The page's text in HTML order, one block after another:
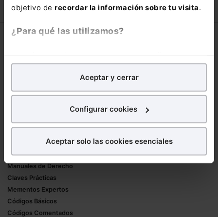
objetivo de recordar la información sobre tu visita.
¿Para qué las utilizamos?
analíticospara tratar demejorar tu experienciaen
nuestra página web. También con fines publicitarios,
para poder mostrarte publicidad y contenidos de tu
¿Qué puedes hacer?
experiencia en la web sea óptima
Puedes
También puedes
seleccionar solo aquellas que quieras permitir en tu
Aceptar y cerrar
Configurar cookies
Aceptar solo las cookies esenciales
COMPRAR
Lefebvre
Librerías asociadas
Productos
Formularios Jurídicos
Manuales de Derecho
Claves Prácticas
Mementos Expertos
Códigos Básicos
Códigos Comentados